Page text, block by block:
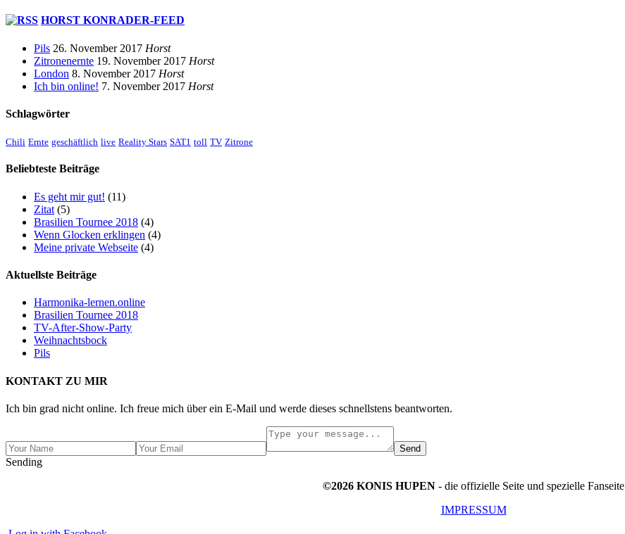
HORST KONRADER-FEED
Pils 26. November 2017 Horst
Zitronenernte 19. November 2017 Horst
London 8. November 2017 Horst
Ich bin online! 7. November 2017 Horst
Schlagwörter
Chili Ernte geschäftlich live Reality Stars SAT1 toll TV Zitrone
Beliebteste Beiträge
Es geht mir gut! (11)
Zitat (5)
Brasilien Tournee 2018 (4)
Wenn Glocken erklingen (4)
Meine private Webseite (4)
Aktuellste Beiträge
Harmonika-lernen.online
Brasilien Tournee 2018
TV-After-Show-Party
Weihnachtsbock
Pils
KONTAKT ZU MIR
Ich bin grad nicht online. Ich freue mich über ein E-Mail und werde dieses schnellstens beantworten.
Send
Sending
©2026 KONIS HUPEN - die offizielle Seite und spezielle Fanseite
IMPRESSUM